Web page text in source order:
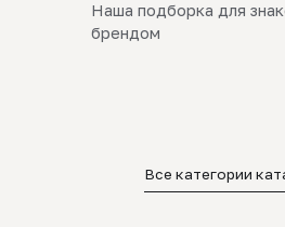
Наша подборка для
брендом
Новинки
SALE
Все категории